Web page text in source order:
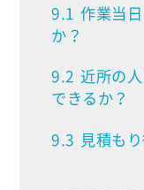
9.1 作業当
か？
9.2 近所の
できるか？
9.3 見積も